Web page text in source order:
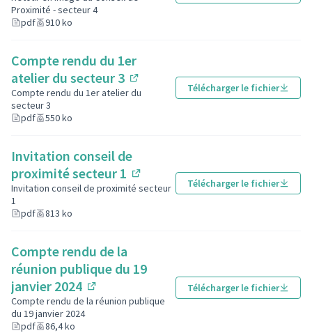
Proximité - secteur 4
pdf
910 ko
Compte rendu du 1er
atelier du secteur 3
(S'ouvre dans un nouvel
Compte rendu du 1er atelier du
secteur 3
pdf
550 ko
Télécharger le fichier
Invitation conseil de
proximité secteur 1
(S'ouvre dans un nouvel
Invitation conseil de proximité secteur
1
pdf
813 ko
Télécharger le fichier
Compte rendu de la
réunion publique du 19
janvier 2024
(S'ouvre dans un nouvel onglet)
Compte rendu de la réunion publique
du 19 janvier 2024
pdf
86,4 ko
Télécharger le fichier